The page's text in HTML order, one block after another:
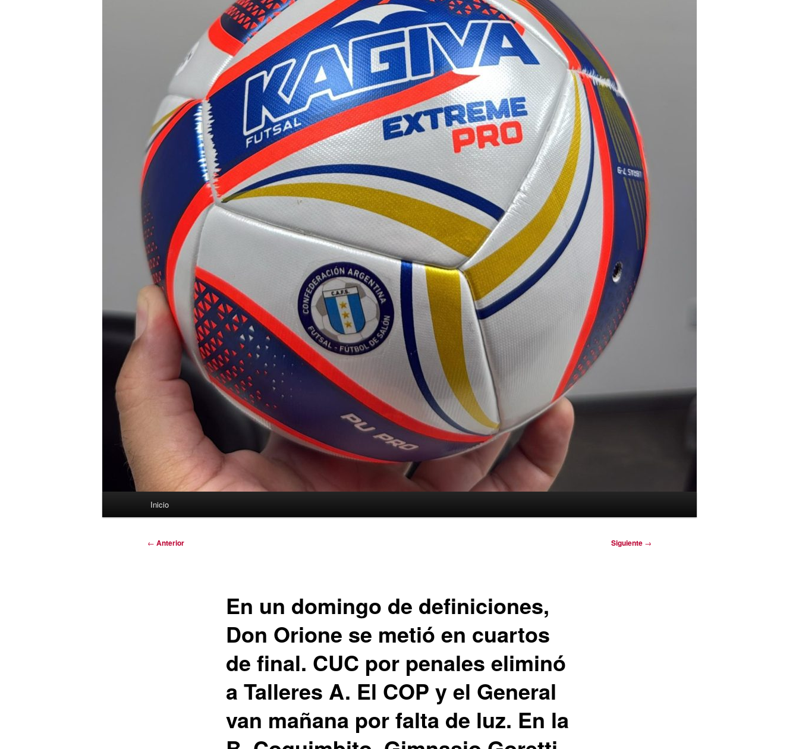
Inicio
Navegación
← Anterior Siguiente →
En un domingo de definiciones,
Don Orione se metió en cuartos
de final. CUC por penales eliminó
a Talleres A. El COP y el General
van mañana por falta de luz. En la